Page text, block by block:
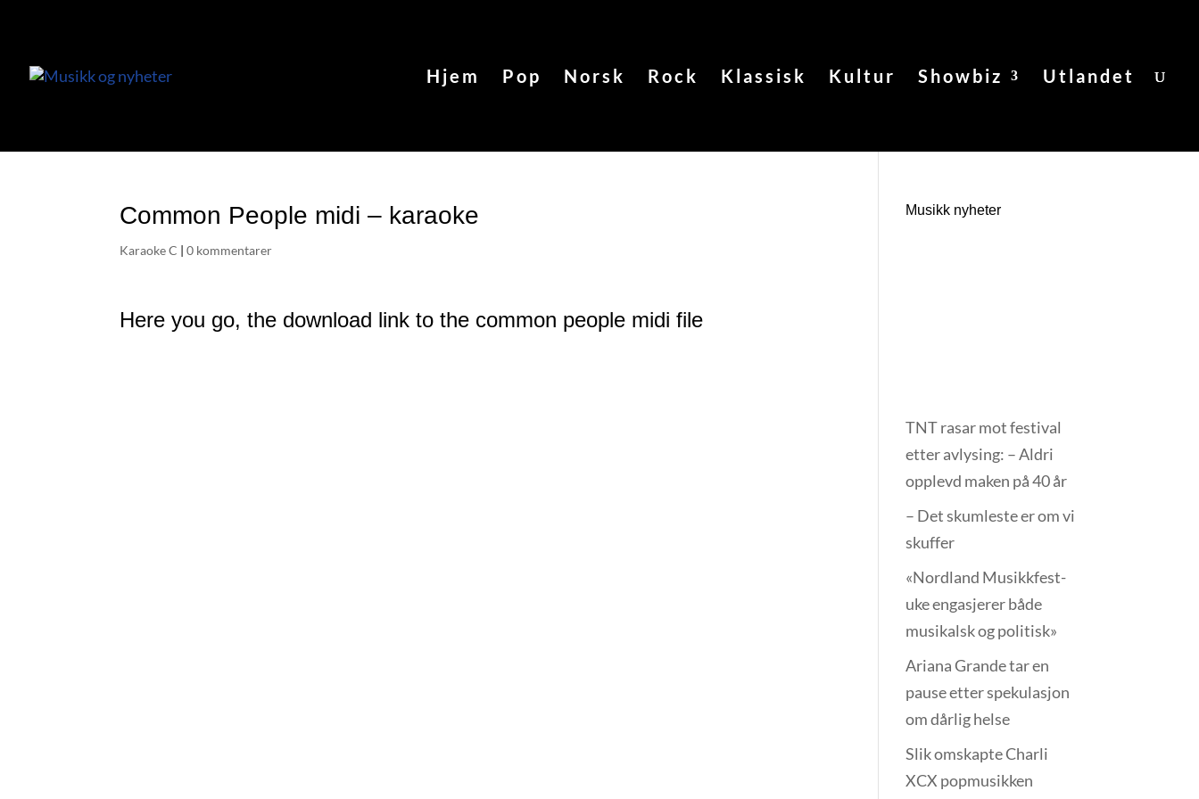
Hjem Pop Norsk Rock Klassisk Kultur Showbiz Utlandet
Common People midi – karaoke
Karaoke C |0 kommentarer
Here you go, the download link to the common people midi file
Musikk nyheter
TNT rasar mot festival
etter avlysing: – Aldri
opplevd maken på 40 år
– Det skumleste er om vi
skuffer
«Nordland Musikkfest­
uke engasjerer både
musikalsk og politisk»
Ariana Grande tar en
pause etter spekulasjon
om dårlig helse
Slik omskapte Charli
XCX popmusikken